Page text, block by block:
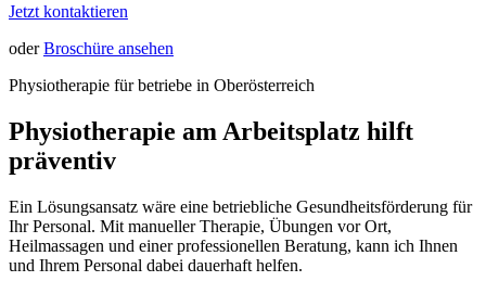
Jetzt kontaktieren
oderBroschüre ansehen
Physiotherapie für betriebe in Oberösterreich
Physiotherapie am Arbeitsplatz hilft
präventiv
Ein Lösungsansatz wäre eine betriebliche Gesundheitsförderung für
Ihr Personal. Mit manueller Therapie, Übungen vor Ort,
Heilmassagen und einer professionellen Beratung, kann ich Ihnen
und Ihrem Personal dabei dauerhaft helfen.